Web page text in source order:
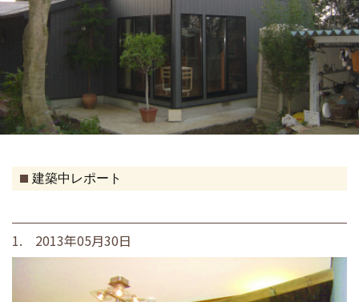
建築中レポート
1. 2013年05月30日